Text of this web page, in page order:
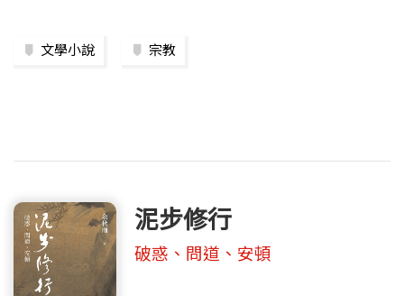
文學小說 宗教
泥步修行
破惑、問道、安頓